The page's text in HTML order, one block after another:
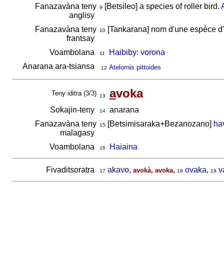
Fanazavàna teny
anglisy
9 [Betsileo] a species of roller bird.
Fanazavàna teny
frantsay
10[Tankarana] nom d'une espèce
Voambolana 11
Haibiby: vorona
Anarana ara-tsiansa
12 Atelornis pittoides
Teny iditra (3/3) 13 avoka
Sokajin-teny 14anarana
Fanazavàna teny
malagasy
15[Betsimisaraka+Bezanozano]
Voambolana 16 Haiaina
Fivaditsoratra 17 akavo, avokà, avoka, 18 ovaka, 19